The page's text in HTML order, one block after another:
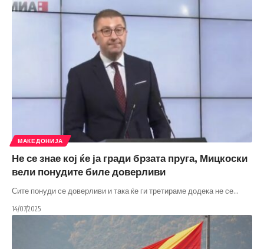
МАКЕДОНИЈА
Не се знае кој ќе ја гради брзата пруга, Мицкоски
вели понудите биле доверливи
Сите понуди се доверливи и така ќе ги третираме додека не се…
14/07/2025